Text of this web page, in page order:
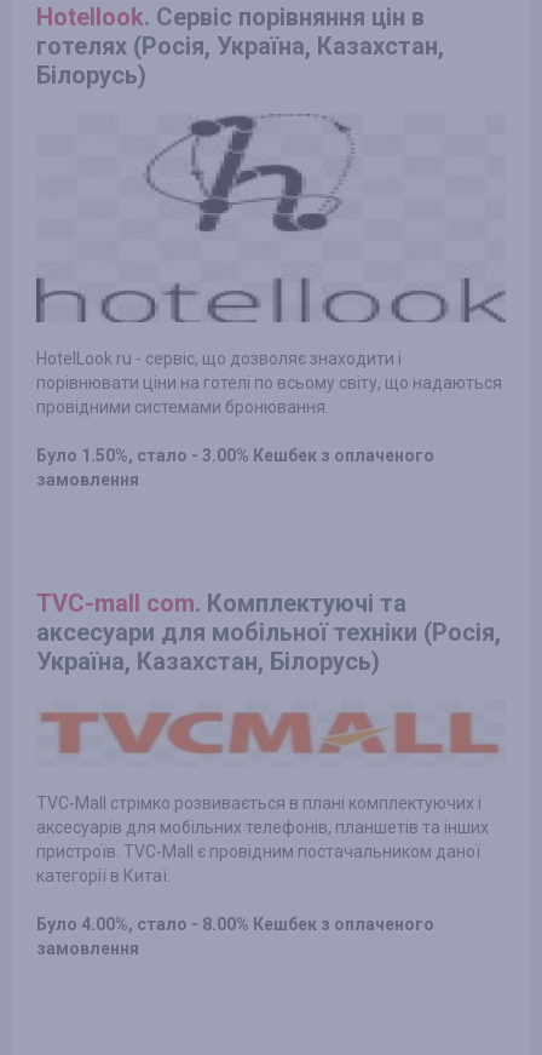
Hotellook. Сервіс порівняння цін в
готелях (Росія, Україна, Казахстан,
Білорусь)
HotelLook ru - сервіс, що дозволяє знаходити і
порівнювати ціни на готелі по всьому світу, що надаються
провідними системами бронювання.
Було 1.50%, стало - 3.00% Кешбек з оплаченого
замовлення
TVC-mall com. Комплектуючі та
аксесуари для мобільної техніки (Росія,
Україна, Казахстан, Білорусь)
TVC-Mall стрімко розвивається в плані комплектуючих і
аксесуарів для мобільних телефонів, планшетів та інших
пристроїв. TVC-Mall є провідним постачальником даної
категорії в Китаї.
Було 4.00%, стало - 8.00% Кешбек з оплаченого
замовлення